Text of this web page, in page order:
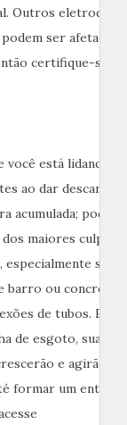
Outros
ser afetados.
certifique-se
você está lidando
ao dar descarga.
acumulada;
maiores
se
barro ou concreto.
de tubos.
de esgoto, suas
e agirão
formar um